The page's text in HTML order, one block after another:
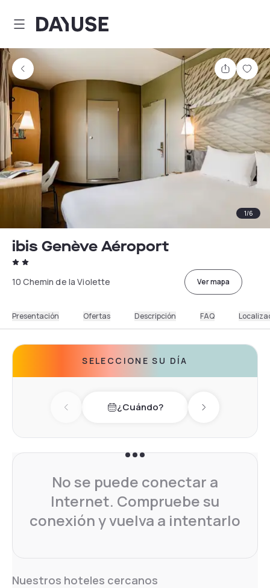
Dayuse
1/6
ibis Genève Aéroport
10 Chemin de la Violette Ver mapa
Presentación Ofertas Descripción FAQ
SELECCIONE SU DÍA
Previous day¿Cuándo? Next day
No se puede conectar a
Internet. Compruebe su
conexión y vuelva a intentarlo
Nuestros hoteles cercanos